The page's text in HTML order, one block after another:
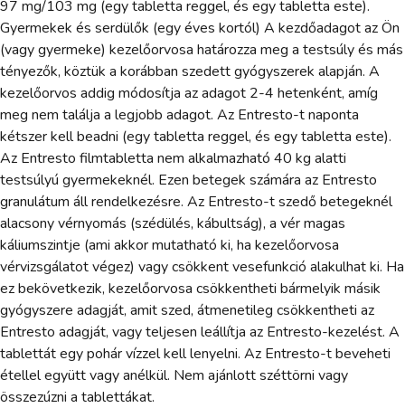
97 mg/103 mg (egy tabletta reggel, és egy tabletta este).
Gyermekek és serdülők (egy éves kortól) A kezdőadagot az Ön
(vagy gyermeke) kezelőorvosa határozza meg a testsúly és más
tényezők, köztük a korábban szedett gyógyszerek alapján. A
kezelőorvos addig módosítja az adagot 2-4 hetenként, amíg
meg nem találja a legjobb adagot. Az Entresto-t naponta
kétszer kell beadni (egy tabletta reggel, és egy tabletta este).
Az Entresto filmtabletta nem alkalmazható 40 kg alatti
testsúlyú gyermekeknél. Ezen betegek számára az Entresto
granulátum áll rendelkezésre. Az Entresto-t szedő betegeknél
alacsony vérnyomás (szédülés, kábultság), a vér magas
káliumszintje (ami akkor mutatható ki, ha kezelőorvosa
vérvizsgálatot végez) vagy csökkent vesefunkció alakulhat ki. Ha
ez bekövetkezik, kezelőorvosa csökkentheti bármelyik másik
gyógyszere adagját, amit szed, átmenetileg csökkentheti az
Entresto adagját, vagy teljesen leállítja az Entresto-kezelést. A
tablettát egy pohár vízzel kell lenyelni. Az Entresto-t beveheti
étellel együtt vagy anélkül. Nem ajánlott széttörni vagy
összezúzni a tablettákat.